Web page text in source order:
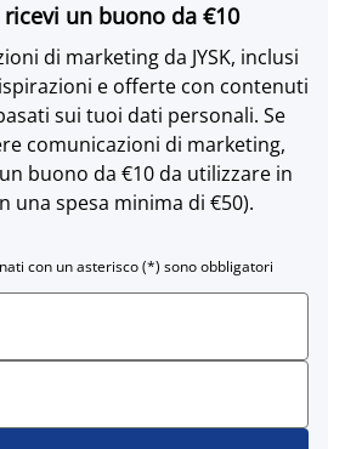
un buono da €10
di marketing da JYSK, inclusi
e offerte con contenuti
sui tuoi dati personali. Se
comunicazioni di marketing,
buono da €10 da utilizzare in
una spesa minima di €50).
con un asterisco (*) sono obbligatori